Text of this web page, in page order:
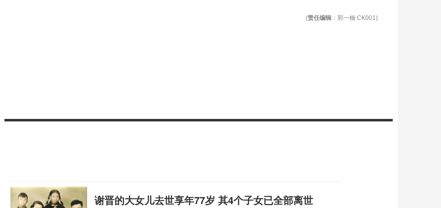
(责任编辑 ：郭一楠 CK001)
谢晋的大女儿去世享年77岁 其4个子女已全部离世